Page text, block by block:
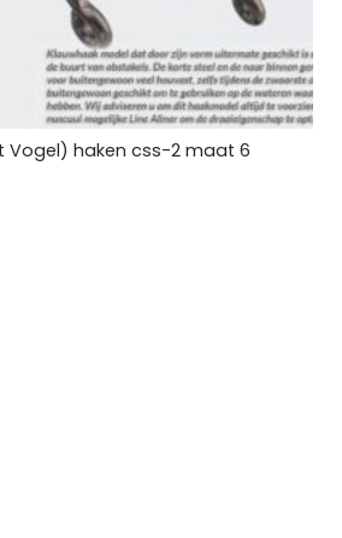
Vogel) haken css-2 maat 6